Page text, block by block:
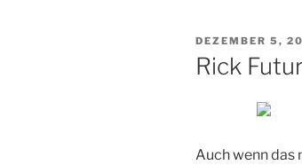
AM
DEZEMBER 5,
Rick
Auch wenn das